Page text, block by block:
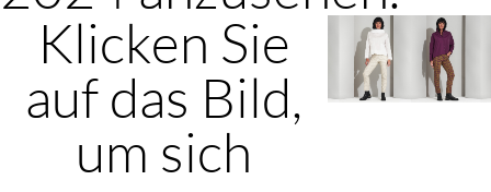
Klicken Sie
auf das Bild,
um sich